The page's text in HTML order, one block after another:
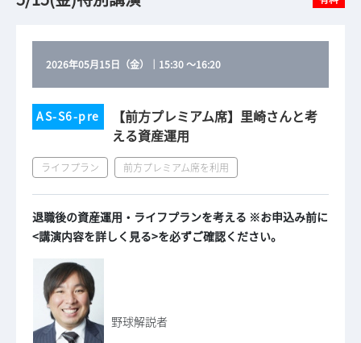
2026年05月15日（金） ｜ 15:30～16:20
AS-S6-pre
【前方プレミアム席】里崎さんと考
える資産運用
ライフプラン 前方プレミアム席を利用
退職後の資産運用・ライフプランを考える ※お申込み前に
<講演内容を詳しく見る>を必ずご確認ください。
野球解説者